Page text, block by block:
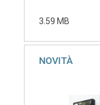
3.59 MB
NOVITÀ